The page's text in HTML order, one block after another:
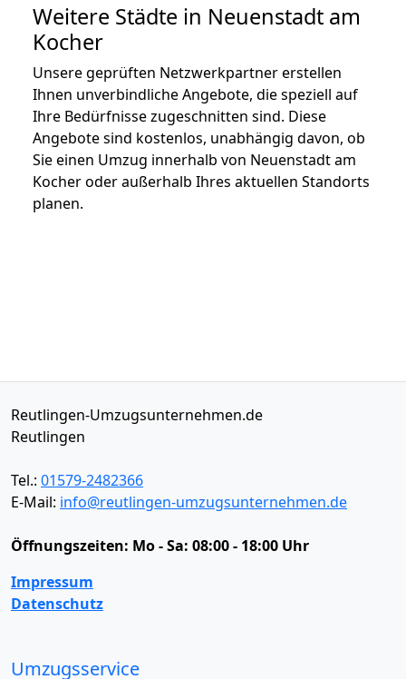
Weitere Städte in Neuenstadt am
Kocher
Unsere geprüften Netzwerkpartner erstellen
Ihnen unverbindliche Angebote, die speziell auf
Ihre Bedürfnisse zugeschnitten sind. Diese
Angebote sind kostenlos, unabhängig davon, ob
Sie einen Umzug innerhalb von Neuenstadt am
Kocher oder außerhalb Ihres aktuellen Standorts
planen.
Reutlingen-Umzugsunternehmen.de
Reutlingen
Tel.: 01579-2482366
E-Mail: info@reutlingen-umzugsunternehmen.de
Öffnungszeiten: Mo - Sa: 08:00 - 18:00 Uhr
Impressum
Datenschutz
Umzugsservice